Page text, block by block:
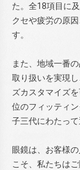
た。全18項目に
クセや疲労の原
す。
また、地域一番
取り扱いを実現
ズカスタマイズ
位のフィッティ
子三代にわたっ
眼鏡は、お客様
こそ、私たちは